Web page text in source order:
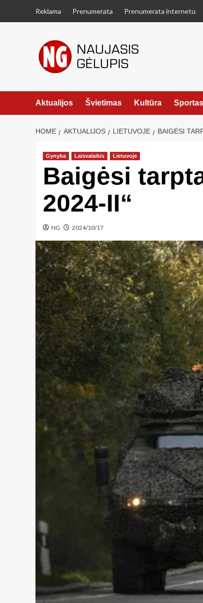
Reklama Prenumerata Prenumerata internetu
Aktualijos Švietimas Kultūra Sportas
HOME AKTUALIJOS LIETUVOJE BAIGĖSI
Gynyba Laisvalaikis Lietuvoje
Baigėsi
2024-II“
NG 2024/10/17